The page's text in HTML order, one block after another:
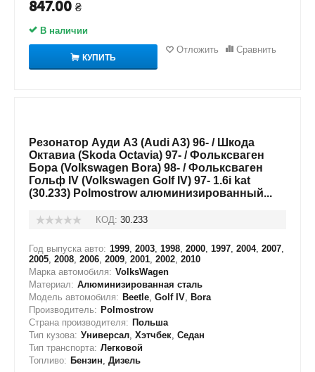
847.00 ₴
В наличии
КУПИТЬ
Отложить Сравнить
Резонатор Ауди А3 (Audi A3) 96- / Шкода
Октавиа (Skoda Octavia) 97- / Фольксваген
Бора (Volkswagen Bora) 98- / Фольксваген
Гольф IV (Volkswagen Golf IV) 97- 1.6i kat
(30.233) Polmostrow алюминизированный...
КОД: 30.233
Год выпуска авто: 1999, 2003, 1998, 2000, 1997, 2004, 2007,
2005, 2008, 2006, 2009, 2001, 2002, 2010
Марка автомобиля: VolksWagen
Материал: Алюминизированная сталь
Модель автомобиля: Beetle, Golf IV, Bora
Производитель: Polmostrow
Страна производителя: Польша
Тип кузова: Универсал, Хэтчбек, Седан
Тип транспорта: Легковой
Топливо: Бензин, Дизель